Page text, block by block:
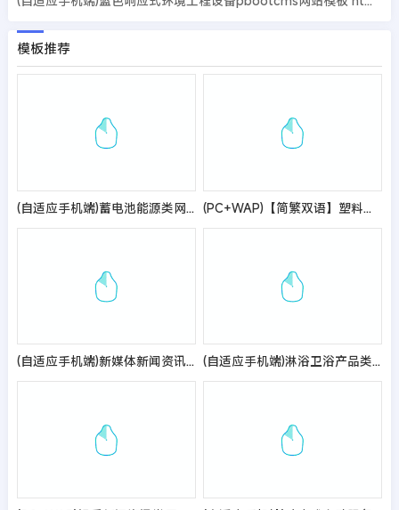
模板推荐
(自适应手机端)蓄电池能源类网站pbootcms模板 能源科技产品网站源码 (PC+WAP)【简繁双语】塑料注塑机械设备类pbootcms企业网站模板
(自适应手机端)新媒体新闻资讯类pbootcms网站模板 IT运营博客网站源码 (自适应手机端)淋浴卫浴产品类网站pbootcms模板 家居卫浴设计网站源码